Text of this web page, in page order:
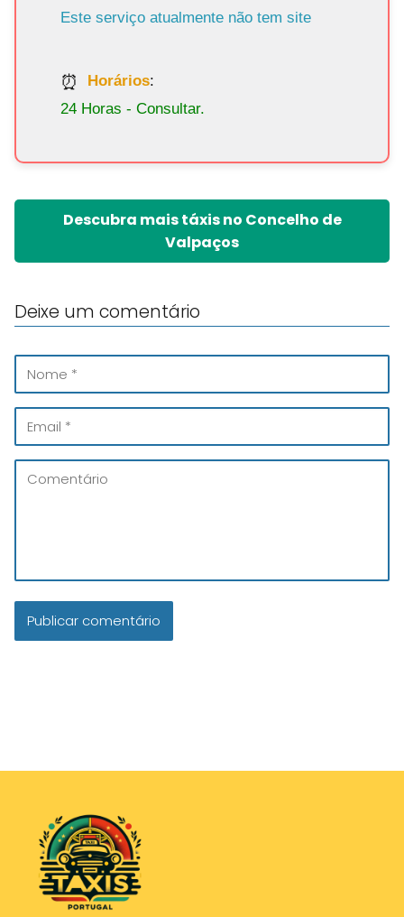
Este serviço atualmente não tem site
Horários:
24 Horas - Consultar.
Descubra mais táxis no Concelho de
Valpaços
Deixe um comentário